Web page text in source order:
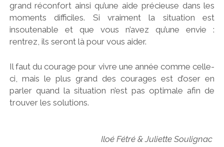
grand réconfort ainsi qu’une aide précieuse dans les
moments difficiles. Si vraiment la situation est
insoutenable et que vous n’avez qu’une envie :
rentrez, ils seront là pour vous aider.
Il faut du courage pour vivre une année comme celle-
ci, mais le plus grand des courages est d’oser en
parler quand la situation n’est pas optimale afin de
trouver les solutions.
Iloé Fétré & Juliette Soulignac